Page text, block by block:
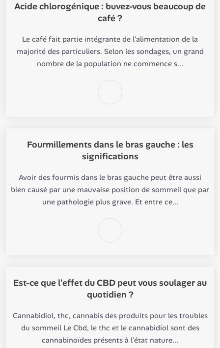
Acide chlorogénique : buvez-vous beaucoup de
café ?
Le café fait partie intégrante de l'alimentation de la
majorité des particuliers. Selon les sondages, un grand
nombre de la population ne commence s...
Fourmillements dans le bras gauche : les
significations
Avoir des fourmis dans le bras gauche peut être aussi
bien causé par une mauvaise position de sommeil que par
une pathologie plus grave. Et entre ce...
Est-ce que l'effet du CBD peut vous soulager au
quotidien ?
Cannabidiol, thc, cannabis des produits pour les troubles
du sommeil Le Cbd, le thc et le cannabidiol sont des
cannabinoïdes présents à l'état nature...